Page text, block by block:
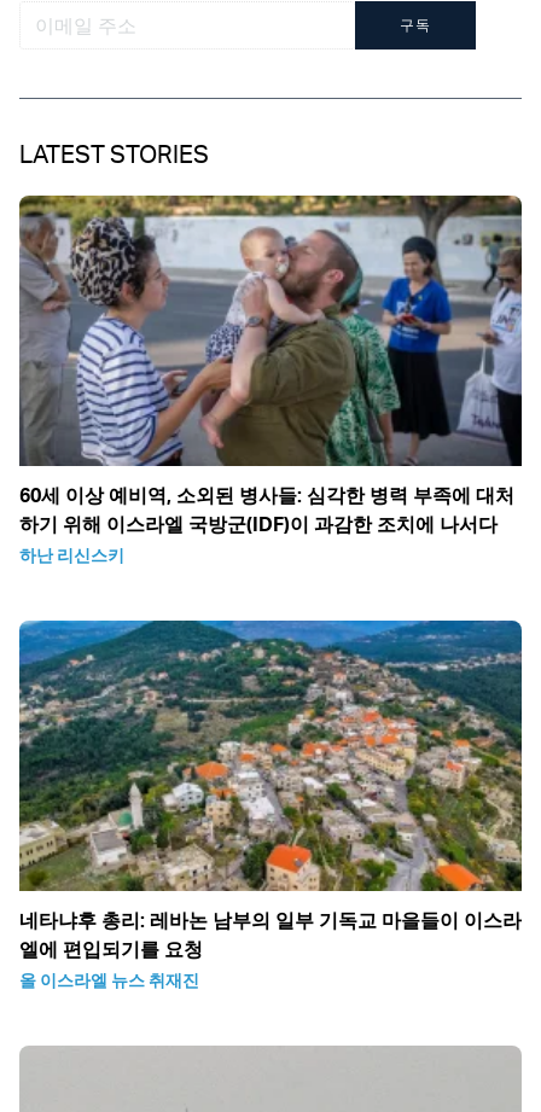
구독
LATEST STORIES
60세 이상 예비역, 소외된 병사들: 심각한 병력 부족에 대처
하기 위해 이스라엘 국방군(IDF)이 과감한 조치에 나서다
하난 리신스키
네타냐후 총리: 레바논 남부의 일부 기독교 마을들이 이스라
엘에 편입되기를 요청
올 이스라엘 뉴스 취재진